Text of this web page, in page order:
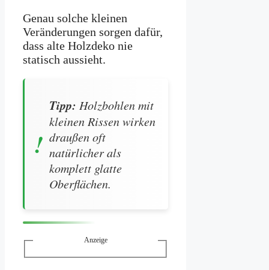
Genau solche kleinen
Veränderungen sorgen dafür,
dass alte Holzdeko nie
statisch aussieht.
Tipp: Holzbohlen mit
kleinen Rissen wirken
draußen oft
natürlicher als
komplett glatte
Oberflächen.
Anzeige